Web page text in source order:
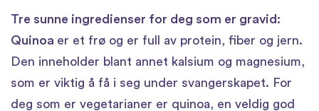
Tre sunne ingredienser for deg som er gravid:
Quinoa er et frø og er full av protein, fiber og jern.
Den inneholder blant annet kalsium og magnesium,
som er viktig å få i seg under svangerskapet. For
deg som er vegetarianer er quinoa, en veldig god